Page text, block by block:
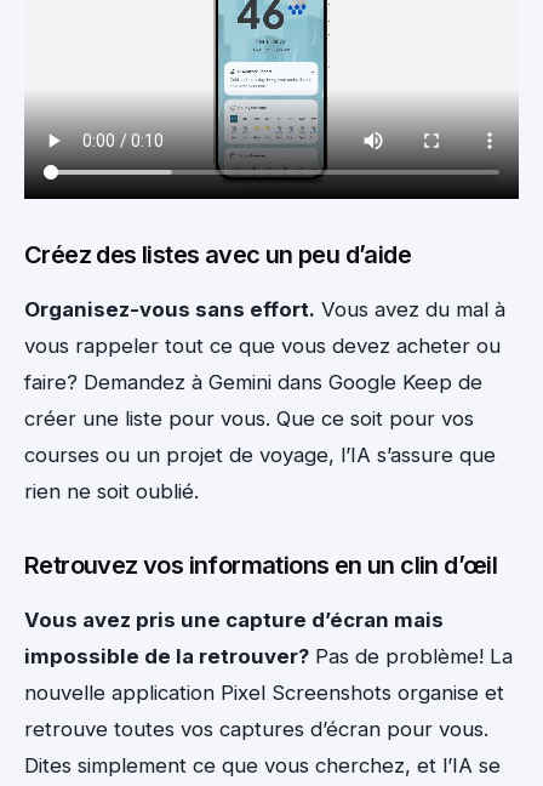
Créez des listes avec un peu d’aide
Organisez-vous sans effort. Vous avez du mal à
vous rappeler tout ce que vous devez acheter ou
faire? Demandez à Gemini dans Google Keep de
créer une liste pour vous. Que ce soit pour vos
courses ou un projet de voyage, l’IA s’assure que
rien ne soit oublié.
Retrouvez vos informations en un clin d’œil
Vous avez pris une capture d’écran mais
impossible de la retrouver? Pas de problème! La
nouvelle application Pixel Screenshots organise et
retrouve toutes vos captures d’écran pour vous.
Dites simplement ce que vous cherchez, et l’IA se